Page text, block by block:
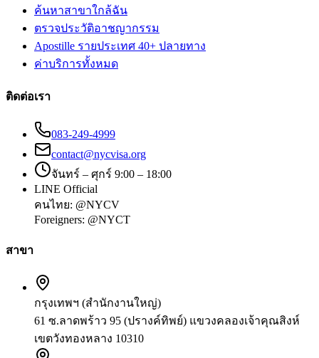
ค้นหาสาขาใกล้ฉัน
ตรวจประวัติอาชญากรรม
Apostille รายประเทศ 40+ ปลายทาง
ค่าบริการทั้งหมด
ติดต่อเรา
083-249-4999
contact@nycvisa.org
จันทร์ – ศุกร์ 9:00 – 18:00
LINE Official
คนไทย: @NYCV
Foreigners: @NYCT
สาขา
กรุงเทพฯ (สำนักงานใหญ่)
61 ซ.ลาดพร้าว 95 (ปรางค์ทิพย์) แขวงคลองเจ้าคุณสิงห์
เขตวังทองหลาง 10310